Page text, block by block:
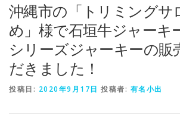
沖縄市の「トリミングサ
め」様で石垣牛ジャーキ
シリーズジャーキーの販
だきました！
投稿日: 2020年9月17日 投稿者: 有名小出